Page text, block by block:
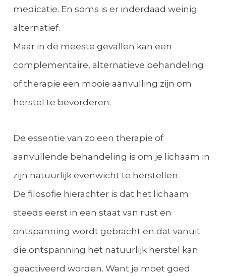
medicatie. En soms is er inderdaad weinig
alternatief.
Maar in de meeste gevallen kan een
complementaire, alternatieve behandeling
of therapie een mooie aanvulling zijn om
herstel te bevorderen.
De essentie van zo een therapie of
aanvullende behandeling is om je lichaam in
zijn natuurlijk evenwicht te herstellen.
De filosofie hierachter is dat het lichaam
steeds eerst in een staat van rust en
ontspanning wordt gebracht en dat vanuit
die ontspanning het natuurlijk herstel kan
geactiveerd worden. Want je moet goed